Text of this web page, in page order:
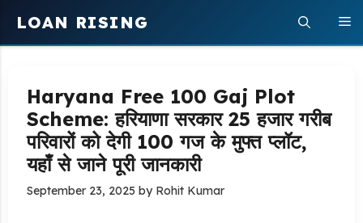
content
LOAN RISING
Haryana Free 100 Gaj Plot
Scheme: हरियाणा सरकार 25 हजार गरीब
परिवारों को देगी 100 गज के मुफ्त प्लॉट,
यहाँ से जाने पूरी जानकारी
September 23, 2025 by Rohit Kumar